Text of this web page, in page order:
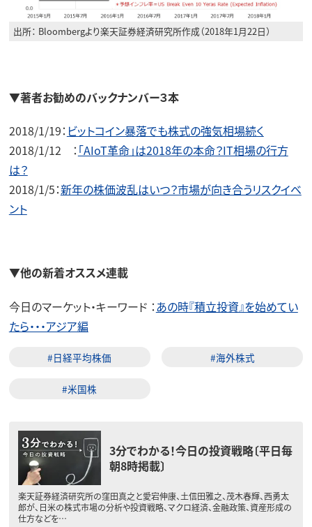
出所： Bloombergより楽天証券経済研究所作成（2018年1月22日）
▼著者お勧めのバックナンバー３本
2018/1/19： ビットコイン暴落でも株式の強気相場続く
2018/1/12 ： 「AIoT革命」は2018年の本命？IT相場の行方
は？
2018/1/5：新年の株価波乱はいつ？市場が向き合うリスクイベ
ント
▼他の新着オススメ連載
今日のマーケット・キーワード ：あの時『積立投資』を始めてい
たら・・・アジア編
#日経平均株価 #海外株式
#米国株
3分でわかる！今日の投資戦略〔平日毎
朝8時掲載〕
楽天証券経済研究所の窪田真之と愛宕伸康、土信田雅之、茂木春輝、西勇太
郎が、日米の株式市場の分析や投資戦略、マクロ経済、金融政策、資産形成の
仕方などを…